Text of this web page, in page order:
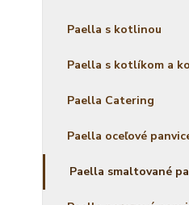
Paella s kotlinou
Paella s kotlíkom a
Paella Catering
Paella oceľové
Paella smaltované